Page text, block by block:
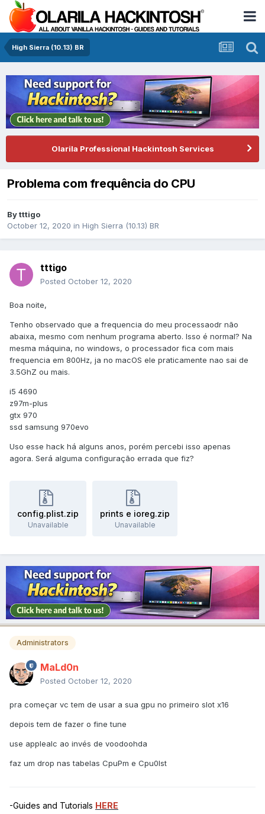
High Sierra (10.13) BR
Olarila Professional Hackintosh Services
Problema com frequência do CPU
Bytttigo
October 12, 2020 in High Sierra (10.13) BR
tttigo
Posted October 12, 2020
Boa noite,
Tenho observado que a frequencia do meu processaodr não
abaixa, mesmo com nenhum programa aberto. Isso é normal? Na
mesma máquina, no windows, o processador fica com mais
frequencia em 800Hz, ja no macOS ele praticamente nao sai de
3.5GhZ ou mais.
i5 4690
z97m-plus
gtx 970
ssd samsung 970evo
Uso esse hack há alguns anos, porém percebi isso apenas
agora. Será alguma configuração errada que fiz?
config.plist.zip
Unavailable
prints e ioreg.zip
Unavailable
Administrators
MaLd0n
Posted October 12, 2020
pra começar vc tem de usar a sua gpu no primeiro slot x16
depois tem de fazer o fine tune
use applealc ao invés de voodoohda
faz um drop nas tabelas CpuPm e Cpu0Ist
-Guides and Tutorials HERE